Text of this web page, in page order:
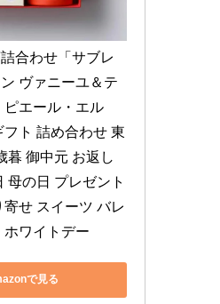
合わせ「サブレ
ヴァニーユ＆テ
ピエール・エル
フト 詰め合わせ 東
暮 御中元 お返し
母の日 プレゼント
せ スイーツ バレ
ホワイトデー
で見る